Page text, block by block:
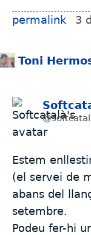
permalink 3
Toni
Estem
(el servei de
abans del
setembre.
Podeu fer-hi